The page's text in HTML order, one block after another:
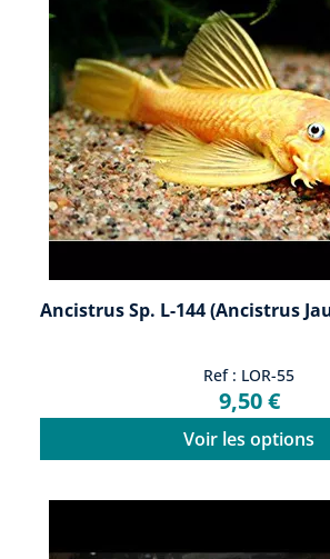
Ancistrus Sp. L-144 (Ancistrus
Ref : LOR-55
9,50 €
Voir les options